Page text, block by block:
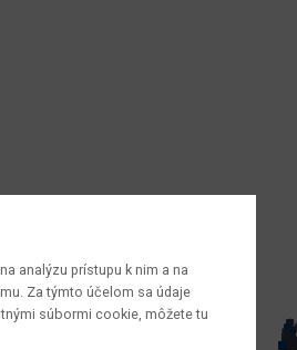
ceny
analýzu prístupu k nim a na
Za týmto účelom sa údaje
súbormi cookie, môžete tu